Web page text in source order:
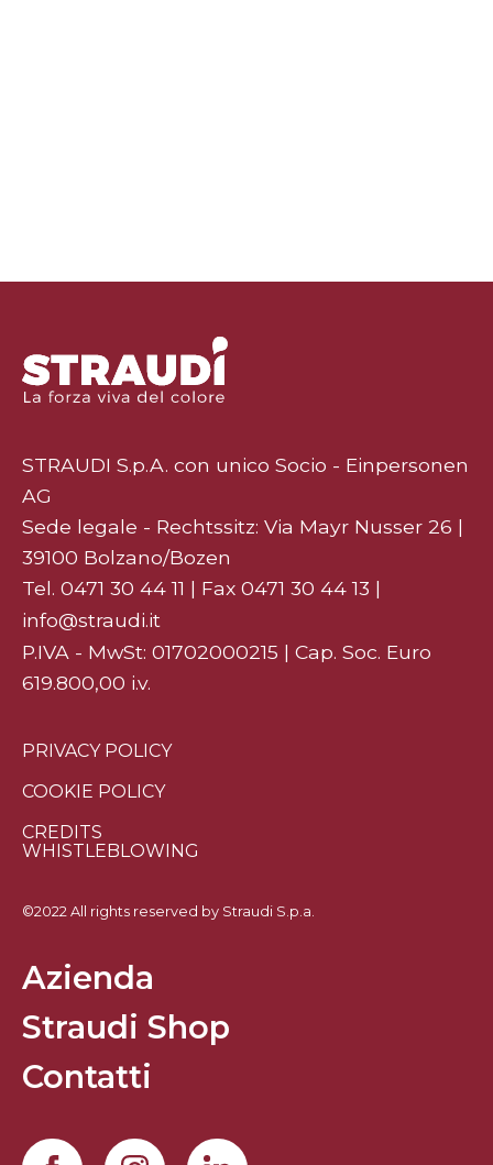
STRAUDI S.p.A. con unico Socio - Einpersonen
AG
Sede legale - Rechtssitz: Via Mayr Nusser 26 |
39100 Bolzano/Bozen
Tel. 0471 30 44 11 | Fax 0471 30 44 13 |
info@straudi.it
P.IVA - MwSt: 01702000215 | Cap. Soc. Euro
619.800,00 i.v.
PRIVACY POLICY
COOKIE POLICY
CREDITS
WHISTLEBLOWING
©2022 All rights reserved by Straudi S.p.a.
Azienda
Straudi Shop
Contatti